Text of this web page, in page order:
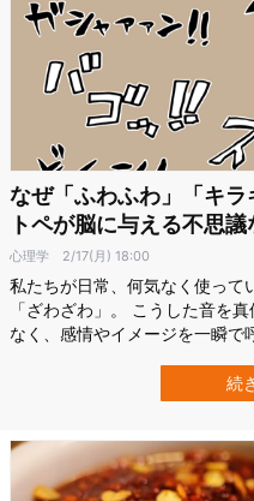
なぜ「ふわふわ」「キ
トペが脳に与える不思議
心理学 2/17(月) 18:00
私たちが日常、何気なく使って
「ざわざわ」。 こうした音を
なく、感情やイメージを一瞬で
は音象徴（サウンド・シンボリ
の音の響きが感覚や感情と自然
続